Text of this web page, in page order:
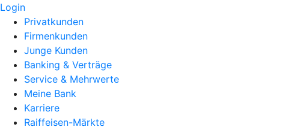
Login
Privatkunden
Firmenkunden
Junge Kunden
Banking & Verträge
Service & Mehrwerte
Meine Bank
Karriere
Raiffeisen-Märkte